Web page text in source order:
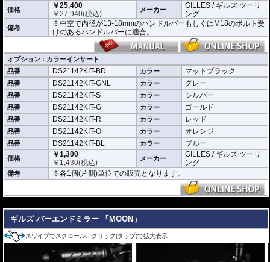
価格
￥25,400
￥27,940(税込) メーカー
GILLES / ギルズ ツーリ
ング
備考
※中空で内径が13-18mmのハンドルバーもしくはM18のボルト受
けのあるハンドルバーに適合。
オプション : カラーインサート
品番
DS21142KIT-BD カラー マットブラック
品番 DS21142KIT-GNL カラー グレー
品番 DS21142KIT-S カラー シルバー
品番 DS21142KIT-G カラー ゴールド
品番 DS21142KIT-R カラー レッド
品番 DS21142KIT-O カラー オレンジ
品番 DS21142KIT-BL カラー ブルー
価格
￥1,300
￥ 1,430(税込) メーカー
GILLES / ギルズ ツーリ
ング
備考 ※各1個(片側)単位での販売となります。
ギルズ バーエンドミラー 「MOON」
スワイプでスクロール、クリック(タップ)で拡大表示